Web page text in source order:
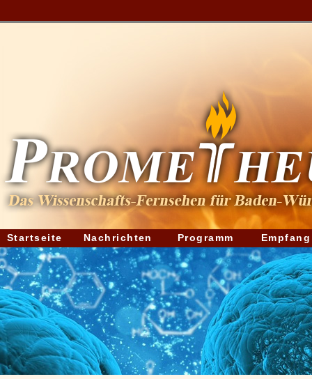
Startseite Nachrichten Programm Empfang